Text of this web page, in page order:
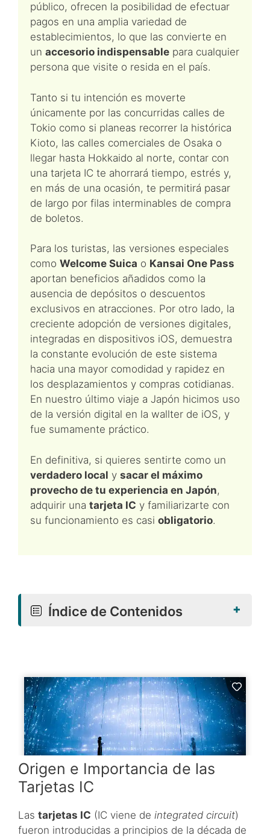
público, ofrecen la posibilidad de efectuar
pagos en una amplia variedad de
establecimientos, lo que las convierte en
un accesorio indispensable para cualquier
persona que visite o resida en el país.
Tanto si tu intención es moverte
únicamente por las concurridas calles de
Tokio como si planeas recorrer la histórica
Kioto, las calles comerciales de Osaka o
llegar hasta Hokkaido al norte, contar con
una tarjeta IC te ahorrará tiempo, estrés y,
en más de una ocasión, te permitirá pasar
de largo por filas interminables de compra
de boletos.
Para los turistas, las versiones especiales
como Welcome Suica o Kansai One Pass
aportan beneficios añadidos como la
ausencia de depósitos o descuentos
exclusivos en atracciones. Por otro lado, la
creciente adopción de versiones digitales,
integradas en dispositivos iOS, demuestra
la constante evolución de este sistema
hacia una mayor comodidad y rapidez en
los desplazamientos y compras cotidianas.
En nuestro último viaje a Japón hicimos uso
de la versión digital en la wallter de iOS, y
fue sumamente práctico.
En definitiva, si quieres sentirte como un
verdadero local y sacar el máximo
provecho de tu experiencia en Japón,
adquirir una tarjeta IC y familiarizarte con
su funcionamiento es casi obligatorio.
Índice de Contenidos +
Origen e Importancia de las
Tarjetas IC
Las tarjetas IC (IC viene de integrated circuit)
fueron introducidas a principios de la década de